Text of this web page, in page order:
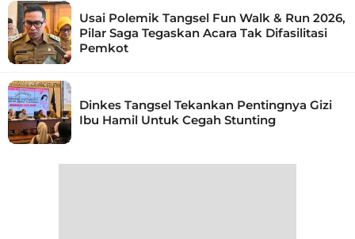
Usai Polemik Tangsel Fun Walk & Run 2026,
Pilar Saga Tegaskan Acara Tak Difasilitasi
Pemkot
Dinkes Tangsel Tekankan Pentingnya Gizi
Ibu Hamil Untuk Cegah Stunting